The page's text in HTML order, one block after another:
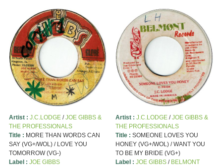
Artist : J.C.LODGE/JOE GIBBS &
THE PROFESSIONALS
Title : MORE THAN WORDS CAN
SAY (VG+/WOL) / LOVE YOU
TOMORROW (VG-)
Label : JOE GIBBS
Artist : J.C.LODGE/JOE GIBBS &
THE PROFESSIONALS
Title : SOMEONE LOVES YOU
HONEY (VG+/WOL) / WANT YOU
TO BE MY BRIDE (VG+)
Label : JOE GIBBS/ BELMONT